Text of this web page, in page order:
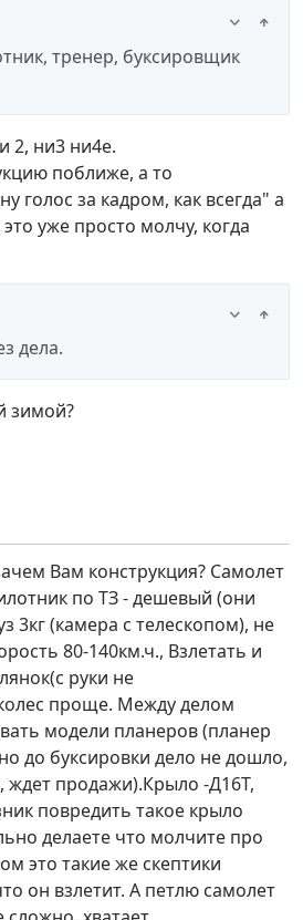
тренер, буксировщик
2, ни3 ни4е.
поближе, а то
голос за кадром, как всегда" а
уже просто молчу, когда
дела.
зимой?
Вам конструкция? Самолет
по ТЗ - дешевый (они
3кг (камера с телескопом), не
80-140км.ч., Взлетать и
руки не
проще. Между делом
модели планеров (планер
до буксировки дело не дошло,
ждет продажи).Крыло -Д16Т,
повредить такое крыло
делаете что молчите про
это такие же скептики
он взлетит. А петлю самолет